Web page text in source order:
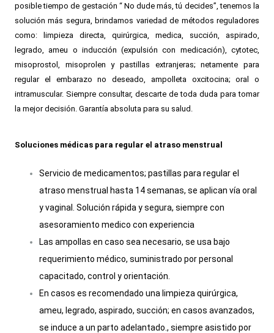
posible tiempo de gestación “ No dude más, tú decides”, tenemos la
solución más segura, brindamos variedad de métodos reguladores
como: limpieza directa, quirúrgica, medica, succión, aspirado,
legrado, ameu o inducción (expulsión con medicación), cytotec,
misoprostol, misoprolen y pastillas extranjeras; netamente para
regular el embarazo no deseado, ampolleta oxcitocina; oral o
intramuscular. Siempre consultar, descarte de toda duda para tomar
la mejor decisión. Garantía absoluta para su salud.
Soluciones médicas para regular el atraso menstrual
Servicio de medicamentos; pastillas para regular el
atraso menstrual hasta 14 semanas, se aplican vía oral
y vaginal. Solución rápida y segura, siempre con
asesoramiento medico con experiencia
Las ampollas en caso sea necesario, se usa bajo
requerimiento médico, suministrado por personal
capacitado, control y orientación.
En casos es recomendado una limpieza quirúrgica,
ameu, legrado, aspirado, succión; en casos avanzados,
se induce a un parto adelantado., siempre asistido por